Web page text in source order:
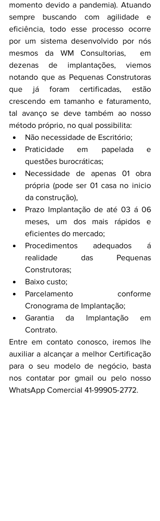
momento devido a pandemia). Atuando
sempre buscando com agilidade e
eficiência, todo esse processo ocorre
por um sistema desenvolvido por nós
mesmos da WM Consultorias,  em
dezenas de implantações, viemos
notando que as Pequenas Construtoras
que já foram certificadas, estão
crescendo em tamanho e faturamento,
tal avanço se deve também ao nosso
método próprio, no qual possibilita:
Não necessidade de Escritório;
Praticidade em papelada e
questões burocráticas;
Necessidade de apenas 01 obra
própria (pode ser 01 casa no inicio
da construção),
Prazo Implantação de até 03 á 06
meses, um dos mais rápidos e
eficientes do mercado;
Procedimentos adequados á
realidade das Pequenas
Construtoras;
Baixo custo;
Parcelamento conforme
Cronograma de Implantação;
Garantia da Implantação em
Contrato.
Entre em contato conosco, iremos lhe
auxiliar a alcançar a melhor Certificação
para o seu modelo de negócio, basta
nos contatar por gmail ou pelo nosso
WhatsApp Comercial 41-99905-2772.